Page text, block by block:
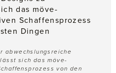
abwechslungsreiche
sich das möve-
von den